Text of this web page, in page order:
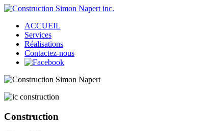
ACCUEIL
Services
Réalisations
Contactez-nous
Construction